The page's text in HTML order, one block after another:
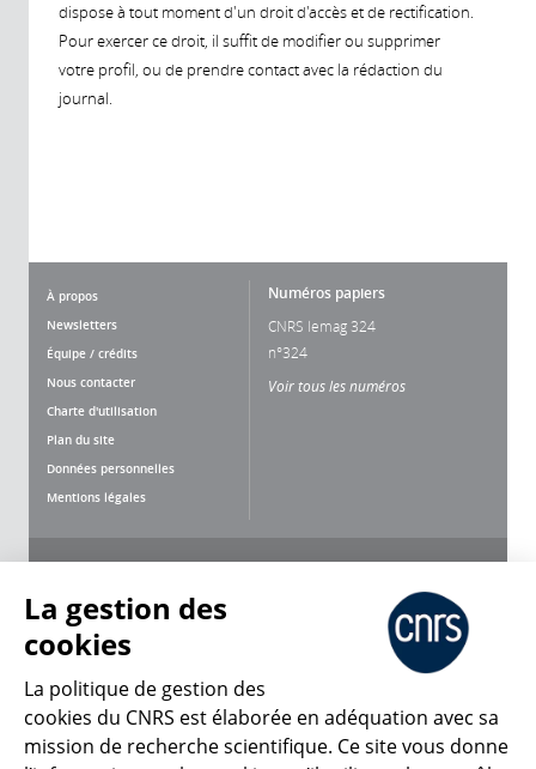
dispose à tout moment d'un droit d'accès et de rectification.
Pour exercer ce droit, il suffit de modifier ou supprimer
votre profil, ou de prendre contact avec la rédaction du
journal.
À propos
Newsletters
Équipe / crédits
Nous contacter
Charte d'utilisation
Plan du site
Données personnelles
Mentions légales
Numéros papiers
CNRS lemag 324
n°324
Voir tous les numéros
CNRS Le Mag
La gestion des
cookies
La politique de gestion des
cookies du CNRS est élaborée en adéquation avec sa
mission de recherche scientifique. Ce site vous donne